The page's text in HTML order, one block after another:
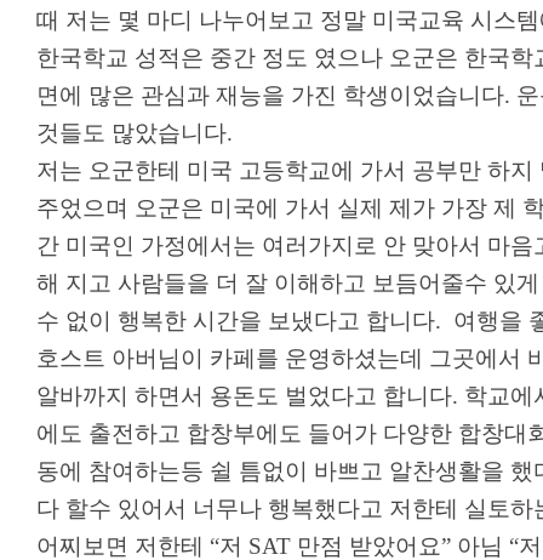
때 저는 몇 마디 나누어보고 정말 미국교육 시스
한국학교 성적은 중간 정도 였으나 오군은 한국
면에 많은 관심과 재능을 가진 학생이었습니다.
것들도 많았습니다.
저는 오군한테 미국 고등학교에 가서 공부만 하
주었으며 오군은 미국에 가서 실제 제가 가장 제
간 미국인 가정에서는 여러가지로 안 맞아서 마
해 지고 사람들을 더 잘 이해하고 보듬어줄수 있
수 없이 행복한 시간을 보냈다고 합니다. 여행을
호스트 아버님이 카페를 운영하셨는데 그곳에서
알바까지 하면서 용돈도 벌었다고 합니다. 학교에
에도 출전하고 합창부에도 들어가 다양한 합창대
동에 참여하는등 쉴 틈없이 바쁘고 알찬생활을 했
다 할수 있어서 너무나 행복했다고 저한테 실토
어찌보면 저한테 “저 SAT 만점 받았어요” 아님 “